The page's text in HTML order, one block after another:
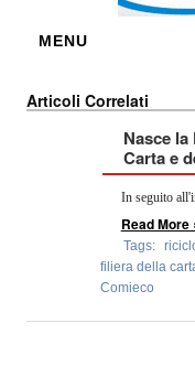
MENU
Articoli Correlati
Nasce
Carta e
In seguito
Read More
Tags:
filiera della
Comieco